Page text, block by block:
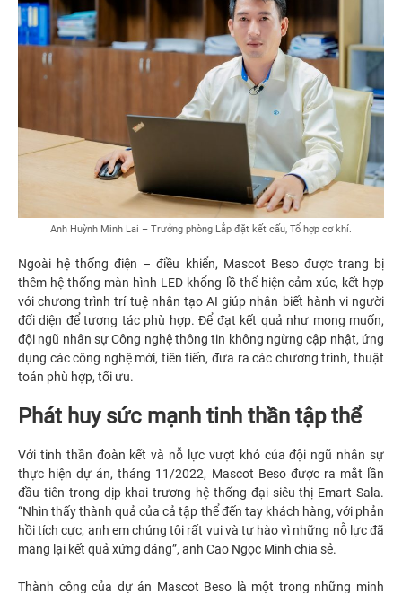
Anh Huỳnh Minh Lai – Trưởng phòng Lắp đặt kết cấu, Tổ hợp cơ khí.
Ngoài hệ thống điện – điều khiển, Mascot Beso được trang bị
thêm hệ thống màn hình LED khổng lồ thể hiện cảm xúc, kết hợp
với chương trình trí tuệ nhân tạo AI giúp nhận biết hành vi người
đối diện để tương tác phù hợp. Để đạt kết quả như mong muốn,
đội ngũ nhân sự Công nghệ thông tin không ngừng cập nhật, ứng
dụng các công nghệ mới, tiên tiến, đưa ra các chương trình, thuật
toán phù hợp, tối ưu.
Phát huy sức mạnh tinh thần tập thể
Với tinh thần đoàn kết và nỗ lực vượt khó của đội ngũ nhân sự
thực hiện dự án, tháng 11/2022, Mascot Beso được ra mắt lần
đầu tiên trong dịp khai trương hệ thống đại siêu thị Emart Sala.
“Nhìn thấy thành quả của cả tập thể đến tay khách hàng, với phản
hồi tích cực, anh em chúng tôi rất vui và tự hào vì những nỗ lực đã
mang lại kết quả xứng đáng”, anh Cao Ngọc Minh chia sẻ.
Thành công của dự án Mascot Beso là một trong những minh